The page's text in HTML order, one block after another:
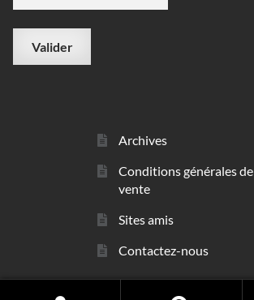
Archives
Conditions générales de
vente
Sites amis
Contactez-nous